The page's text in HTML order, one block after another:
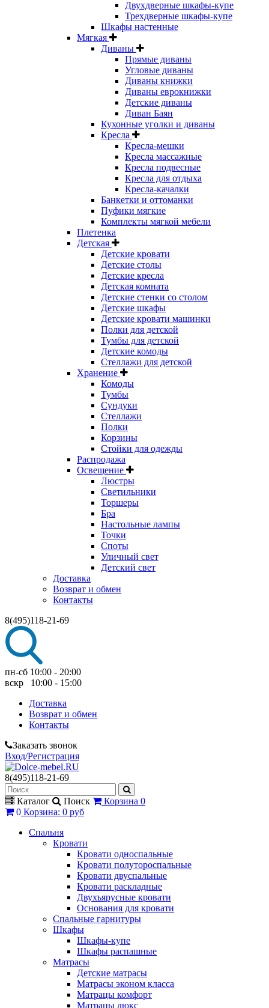
Двухдверные шкафы-купе
Трехдверные шкафы-купе
Шкафы настенные
Мягкая
Диваны
Прямые диваны
Угловые диваны
Диваны книжки
Диваны еврокнижки
Детские диваны
Диван Баян
Кухонные уголки и диваны
Кресла
Кресла-мешки
Кресла массажные
Кресла подвесные
Кресла для отдыха
Кресла-качалки
Банкетки и оттоманки
Пуфики мягкие
Комплекты мягкой мебели
Плетенка
Детская
Детские кровати
Детские столы
Детские кресла
Детская комната
Детские стенки со столом
Детские шкафы
Детские кровати машинки
Полки для детской
Тумбы для детской
Детские комоды
Стеллажи для детской
Хранение
Комоды
Тумбы
Сундуки
Стеллажи
Полки
Корзины
Стойки для одежды
Распродажа
Освещение
Люстры
Светильники
Торшеры
Бра
Настольные лампы
Точки
Споты
Уличный свет
Детский свет
Доставка
Возврат и обмен
Контакты
8(495)118-21-69
пн-сб 10:00 - 20:00
вскр 10:00 - 15:00
Доставка
Возврат и обмен
Контакты
Заказать звонок
Вход/Регистрация
8(495)118-21-69
Каталог Поиск Корзина 0
0 Корзина: 0 руб
Спальня
Кровати
Кровати односпальные
Кровати полутороспальные
Кровати двуспальные
Кровати раскладные
Двухъярусные кровати
Основания для кровати
Спальные гарнитуры
Шкафы
Шкафы-купе
Шкафы распашные
Матрасы
Детские матрасы
Матрасы эконом класса
Матрацы комфорт
Матрацы люкс